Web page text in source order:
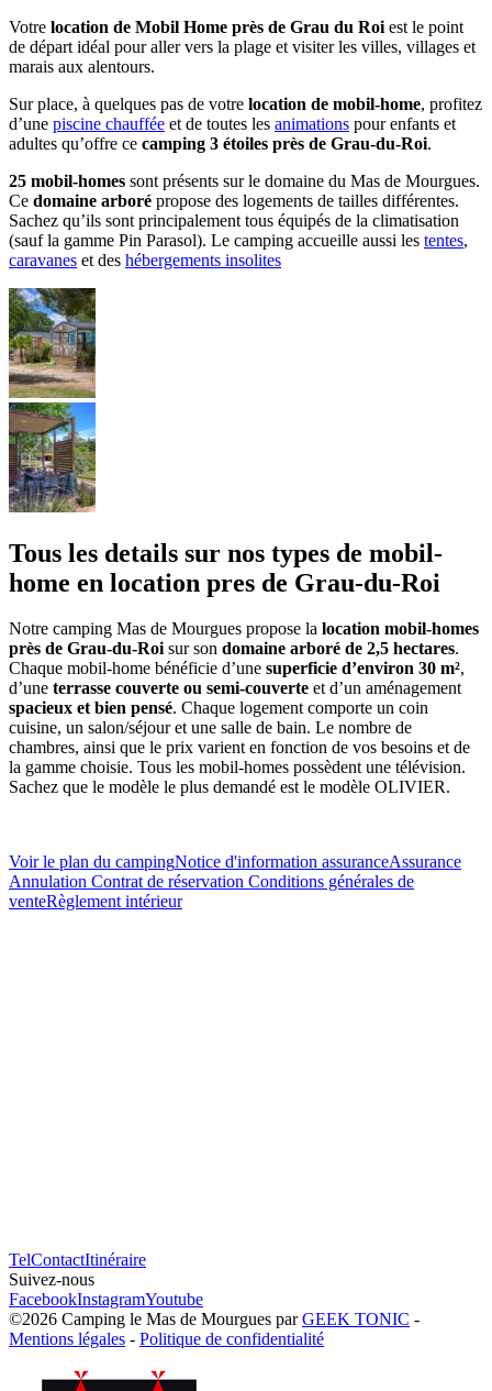
Votre location de Mobil Home près de Grau du Roi est le point
de départ idéal pour aller vers la plage et visiter les villes, villages et
marais aux alentours.
Sur place, à quelques pas de votre location de mobil-home, profitez
d’une piscine chauffée et de toutes les animations pour enfants et
adultes qu’offre ce camping 3 étoiles près de Grau-du-Roi.
25 mobil-homes sont présents sur le domaine du Mas de Mourgues.
Ce domaine arboré propose des logements de tailles différentes.
Sachez qu’ils sont principalement tous équipés de la climatisation
(sauf la gamme Pin Parasol). Le camping accueille aussi les tentes,
caravanes et des hébergements insolites
Tous les details sur nos types de mobil-
home en location pres de Grau-du-Roi
Notre camping Mas de Mourgues propose la location mobil-homes
près de Grau-du-Roisur son domaine arboré de 2,5 hectares.
Chaque mobil-home bénéficie d’une superficie d’environ 30 m²,
d’une terrasse couverte ou semi-couverte et d’un aménagement
spacieux et bien pensé. Chaque logement comporte un coin
cuisine, un salon/séjour et une salle de bain. Le nombre de
chambres, ainsi que le prix varient en fonction de vos besoins et de
la gamme choisie. Tous les mobil-homes possèdent une télévision.
Sachez que le modèle le plus demandé est le modèle OLIVIER.
Voir le plan du campingNotice d'information assuranceAssurance
Annulation Contrat de réservation Conditions générales de
venteRèglement intérieur
TelContactItinéraire
Suivez-nous
FacebookInstagramYoutube
©2026 Camping le Mas de Mourgues parGEEK TONIC -
Mentions légales - Politique de confidentialité